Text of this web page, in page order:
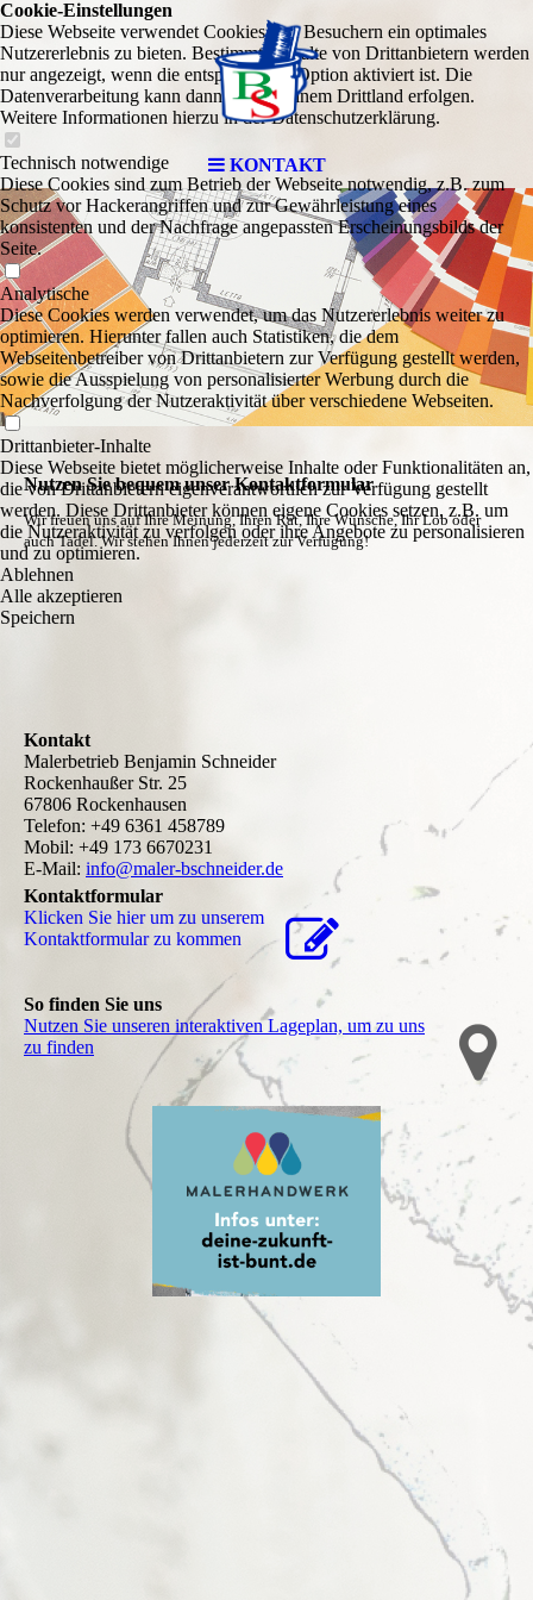
KONTAKT
Nutzen Sie bequem unser Kontaktformular
Wir freuen uns auf Ihre Meinung, Ihren Rat, Ihre Wünsche, Ihr Lob oder
auch Tadel. Wir stehen Ihnen jederzeit zur Verfügung!
Kontakt
Malerbetrieb Benjamin Schneider
Rockenhaußer Str. 25
67806 Rockenhausen
Telefon: +49 6361 458789
Mobil: +49 173 6670231
E-Mail: info@maler-bschneider.de
Kontaktformular
Klicken Sie hier um zu unserem
Kon­takt­for­mu­lar zu kommen
So finden Sie uns
Nutzen Sie unseren interaktiven La­ge­plan, um zu uns
zu finden
Cookie-Einstellungen
Diese Webseite verwendet Cookies, um Besuchern ein optimales
Nutzererlebnis zu bieten. Bestimmte Inhalte von Drittanbietern werden
nur angezeigt, wenn die entsprechende Option aktiviert ist. Die
Datenverarbeitung kann dann auch in einem Drittland erfolgen.
Weitere Informationen hierzu in der Datenschutzerklärung.
Technisch notwendige
Diese Cookies sind zum Betrieb der Webseite notwendig, z.B. zum
Schutz vor Hackerangriffen und zur Gewährleistung eines
konsistenten und der Nachfrage angepassten Erscheinungsbilds der
Seite.
Analytische
Diese Cookies werden verwendet, um das Nutzererlebnis weiter zu
optimieren. Hierunter fallen auch Statistiken, die dem
Webseitenbetreiber von Drittanbietern zur Verfügung gestellt werden,
sowie die Ausspielung von personalisierter Werbung durch die
Nachverfolgung der Nutzeraktivität über verschiedene Webseiten.
Drittanbieter-Inhalte
Diese Webseite bietet möglicherweise Inhalte oder Funktionalitäten an,
die von Drittanbietern eigenverantwortlich zur Verfügung gestellt
werden. Diese Drittanbieter können eigene Cookies setzen, z.B. um
die Nutzeraktivität zu verfolgen oder ihre Angebote zu personalisieren
und zu optimieren.
Ablehnen
Alle akzeptieren
Speichern